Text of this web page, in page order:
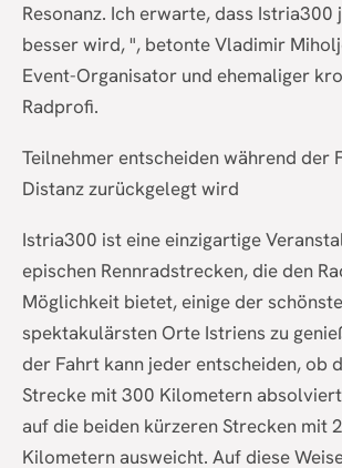
Resonanz. Ich erwarte, dass Istria300
besser wird, ", betonte Vladimir
Event-Organisator und ehemaliger
Radprofi.
Teilnehmer entscheiden während der
Distanz zurückgelegt wird
Istria300 ist eine einzigartige
epischen Rennradstrecken, die den
Möglichkeit bietet, einige der
spektakulärsten Orte Istriens zu
der Fahrt kann jeder entscheiden, ob
Strecke mit 300 Kilometern
auf die beiden kürzeren Strecken mit
Kilometern ausweicht. Auf diese